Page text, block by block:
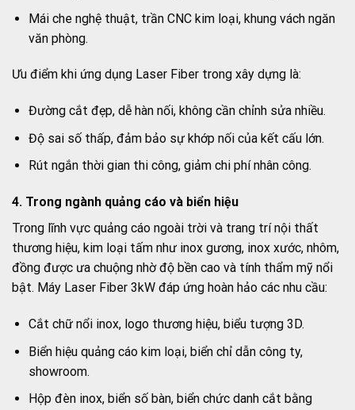
Mái che nghệ thuật, trần CNC kim loại, khung vách ngăn
văn phòng.
Ưu điểm khi ứng dụng Laser Fiber trong xây dựng là:
Đường cắt đẹp, dễ hàn nối, không cần chỉnh sửa nhiều.
Độ sai số thấp, đảm bảo sự khớp nối của kết cấu lớn.
Rút ngắn thời gian thi công, giảm chi phí nhân công.
4. Trong ngành quảng cáo và biển hiệu
Trong lĩnh vực quảng cáo ngoài trời và trang trí nội thất
thương hiệu, kim loại tấm như inox gương, inox xước, nhôm,
đồng được ưa chuộng nhờ độ bền cao và tính thẩm mỹ nổi
bật. Máy Laser Fiber 3kW đáp ứng hoàn hảo các nhu cầu:
Cắt chữ nổi inox, logo thương hiệu, biểu tượng 3D.
Biển hiệu quảng cáo kim loại, biển chỉ dẫn công ty,
showroom.
Hộp đèn inox, biển số bàn, biển chức danh cắt bằng